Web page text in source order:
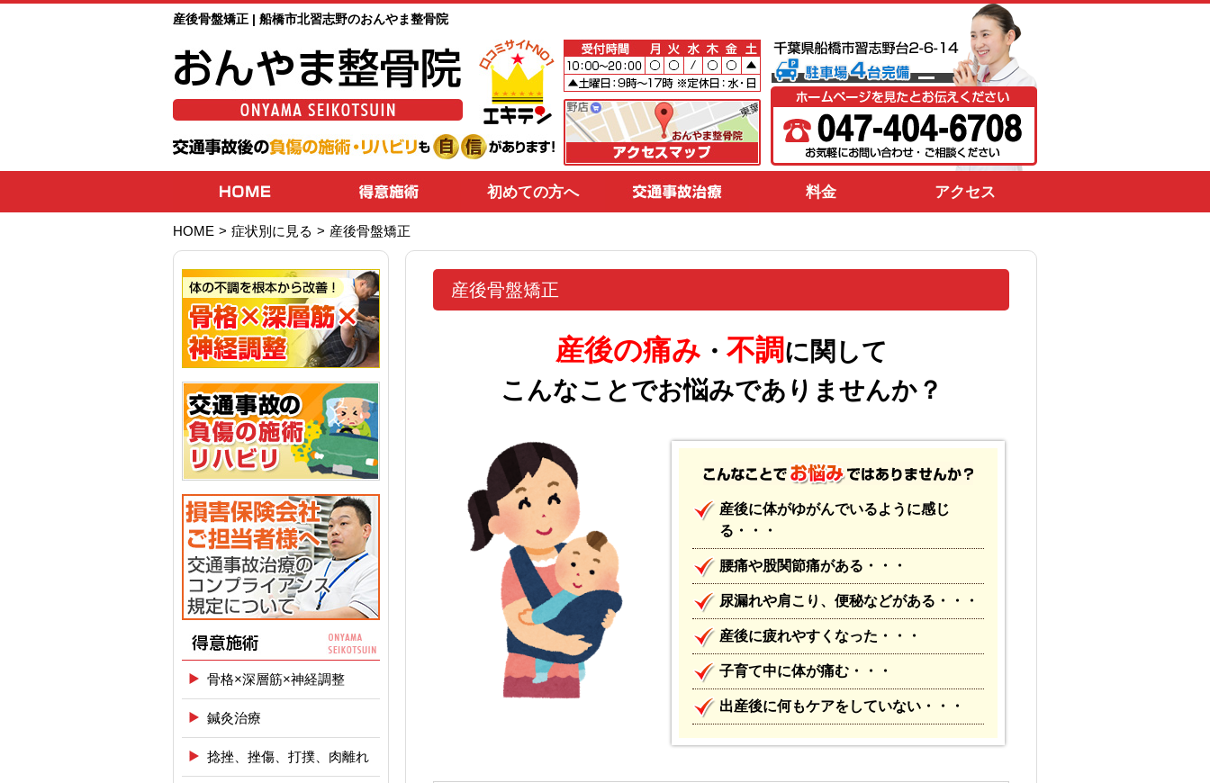
産後骨盤矯正 | 船橋市北習志野のおんやま整骨院
初めての方へ 料金 アクセス
HOME > 症状別に見る > 産後骨盤矯正
産後骨盤矯正
産後の痛み ・ 不調に関して
こんなことでお悩みでありませんか？
産後に体がゆがんでいるように感じ
る・・・
腰痛や股関節痛がある・・・
尿漏れや肩こり、便秘などがある・・・
産後に疲れやすくなった・・・
子育て中に体が痛む・・・
出産後に何もケアをしていない・・・
骨格×深層筋×神経調整
鍼灸治療
捻挫、挫傷、打撲、肉離れ